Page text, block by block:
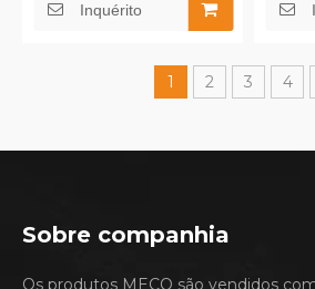
Inquérito
1 2 3 4
Sobre companhia
Os produtos MECO são vendidos